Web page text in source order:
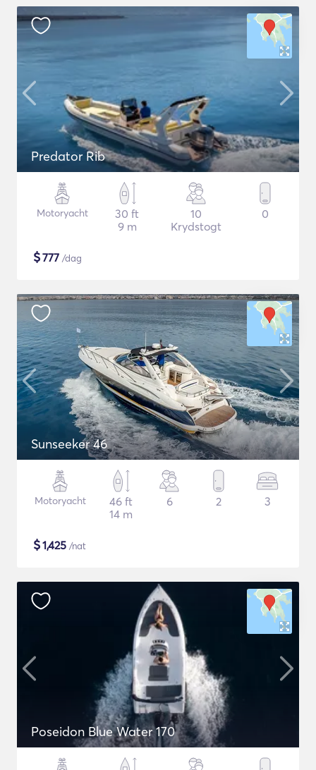
Predator Rib
Motoryacht
30 ft
9 m
10
Krydstogt
0
$777 /dag
Sunseeker 46
Motoryacht
46 ft
14 m
6 2 3
$1,425 /nat
Poseidon Blue Water 170